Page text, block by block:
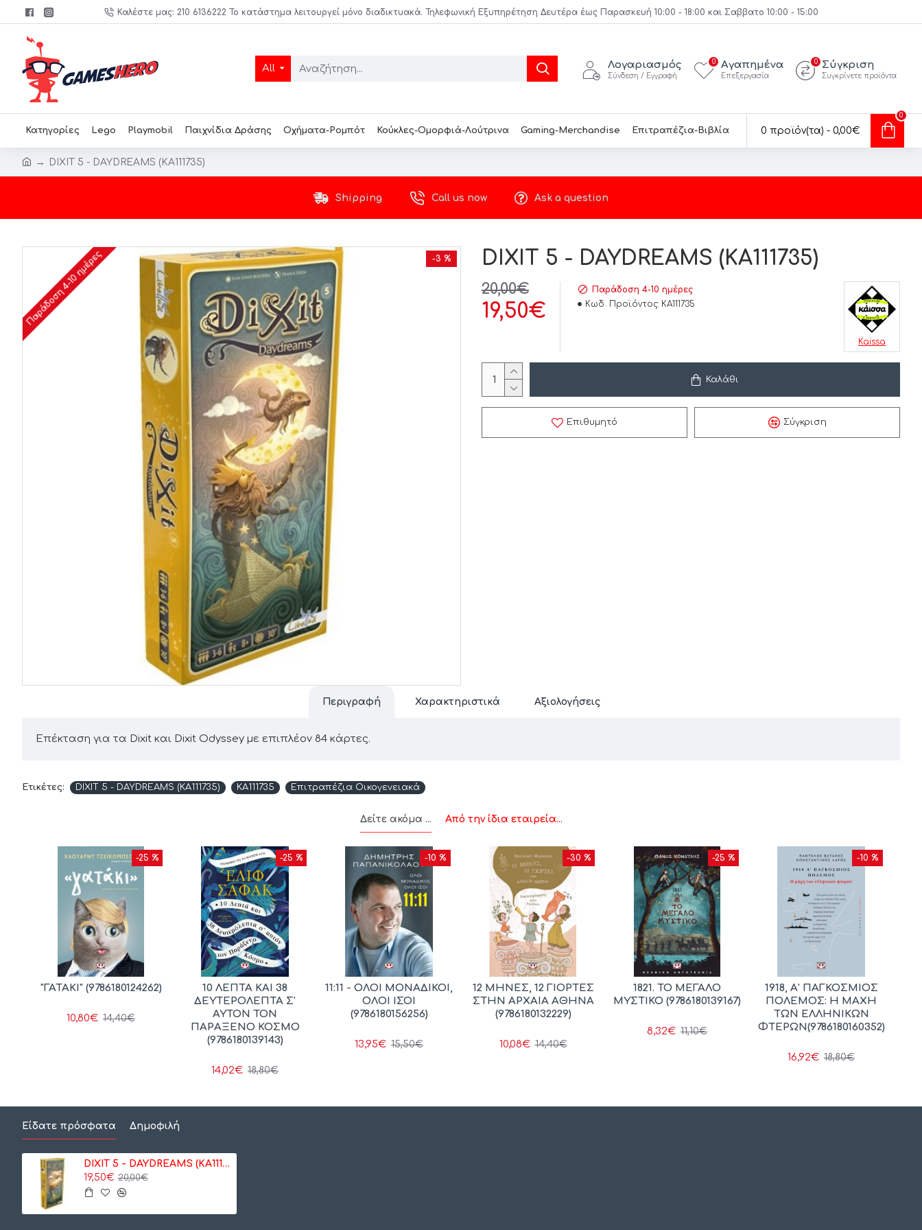
Καλέστε μας: 210 6136222 Το κατάστημα λειτουργεί μόνο διαδικτυακά. Τηλεφωνική Εξυπηρέτηση Δευτέρα έως Παρασκευή 10:00 - 18:00 και Σαββατο 10:00 - 15:00
All Λογαριασμός
Σύνδεση / Εγγραφή
Αγαπημένα
Επεξεργασία
0 Σύγκριση
Συγκρίνετε προϊόντα
0
Κατηγορίες Lego Playmobil Παιχνίδια Δράσης Οχήματα-Ρομπότ Κούκλες-Ομορφιά-Λούτρινα Gaming-Merchandise Επιτραπέζια-Βιβλία 0 προϊόν(τα) - 0,00€
0
DIXIT 5 - DAYDREAMS (KA111735)
Shipping Call us now Ask a question
-3 %
Παράδοση 4-10 ημέρες DIXIT 5 - DAYDREAMS (KA111735)
19,50€
20,00€
Παράδοση 4-10 ημέρες
Κωδ. Προϊόντος: KA111735
Kaissa
Καλάθι
Επιθυμητό Σύγκριση
Περιγραφή Χαρακτηριστικά Αξιολογήσεις
Επέκταση για τα Dixit και Dixit Odyssey με επιπλέον 84 κάρτες.
Ετικέτες: DIXIT 5 - DAYDREAMS (KA111735) KA111735 Επιτραπέζια Οικογενειακά
Δείτε ακόμα ... Από την ίδια εταιρεία...
-25 %
"ΓΑΤΑΚΙ" (9786180124262)
10,80€ 14,40€
-25 %
10 ΛΕΠΤΑ ΚΑΙ 38
ΔΕΥΤΕΡΟΛΕΠΤΑ Σ'
ΑΥΤΟΝ ΤΟΝ
ΠΑΡΑΞΕΝΟ ΚΟΣΜΟ
(9786180139143)
14,02€ 18,80€
-10 %
11:11 - ΟΛΟΙ ΜΟΝΑΔΙΚΟΙ,
ΟΛΟΙ ΙΣΟΙ
(9786180156256)
13,95€ 15,50€
-30 %
12 ΜΗΝΕΣ, 12 ΓΙΟΡΤΕΣ
ΣΤΗΝ ΑΡΧΑΙΑ ΑΘΗΝΑ
(9786180132229)
10,08€ 14,40€
-25 %
1821. ΤΟ ΜΕΓΑΛΟ
ΜΥΣΤΙΚΟ (9786180139167)
8,32€ 11,10€
-10 %
1918, Α' ΠΑΓΚΟΣΜΙΟΣ
ΠΟΛΕΜΟΣ: Η ΜΑΧΗ
ΤΩΝ ΕΛΛΗΝΙΚΩΝ
ΦΤΕΡΩΝ(9786180160352)
16,92€ 18,80€
Είδατε πρόσφατα Δημοφιλή
DIXIT 5 - DAYDREAMS (KA111735)
19,50€ 20,00€